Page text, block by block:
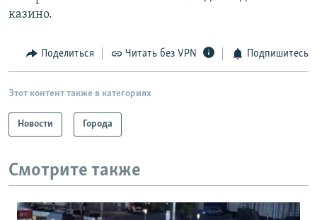
казино.
Поделиться Читать без VPN Подпишитесь
Этот контент также в категориях
Новости Города
Смотрите также